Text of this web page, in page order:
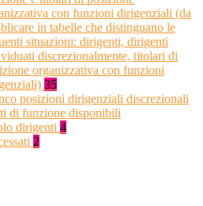
con funzioni dirigenziali (da
in tabelle che distinguano le
situazioni: dirigenti, dirigenti
discrezionalmente, titolari di
organizzativa con funzioni
35
posizioni dirigenziali discrezionali
di funzione disponibili
dirigenti 4
2